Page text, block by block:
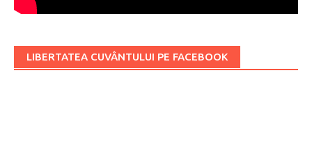
LIBERTATEA CUVÂNTULUI PE FACEBOOK